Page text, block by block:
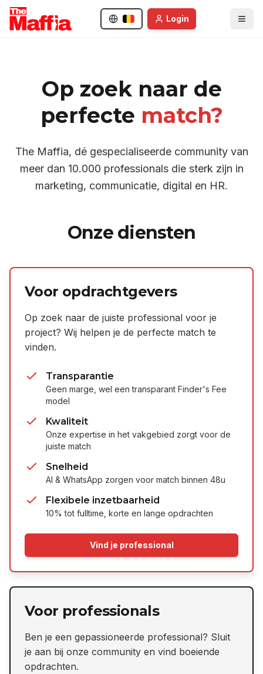
Login
Op zoek naar de
perfecte match?
The Maffia, dé gespecialiseerde community van
meer dan 10.000 professionals die sterk zijn in
marketing, communicatie, digital en HR.
Onze diensten
Voor opdrachtgevers
Op zoek naar de juiste professional voor je
project? Wij helpen je de perfecte match te
vinden.
Transparantie
Geen marge, wel een transparant Finder's Fee
model
Kwaliteit
Onze expertise in het vakgebied zorgt voor de
juiste match
Snelheid
AI & WhatsApp zorgen voor match binnen 48u
Flexibele inzetbaarheid
10% tot fulltime, korte en lange opdrachten
Vind je professional
Voor professionals
Ben je een gepassioneerde professional? Sluit
je aan bij onze community en vind boeiende
opdrachten.